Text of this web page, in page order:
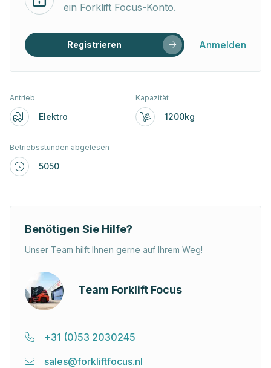
ein Forklift Focus-Konto.
Registrieren Anmelden
Antrieb
Elektro
Kapazität
1200kg
Betriebsstunden abgelesen
5050
Benötigen Sie Hilfe?
Unser Team hilft Ihnen gerne auf Ihrem Weg!
Team Forklift Focus
+31 (0)53 2030245
sales@forkliftfocus.nl